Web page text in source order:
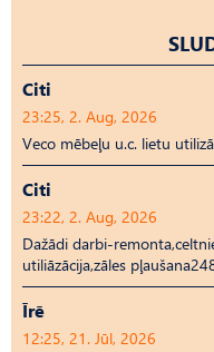
Citi
23:25, 2. Aug, 2026
Veco mēbeļu u.c. lietu
Citi
23:22, 2. Aug, 2026
Dažādi darbi-
utiliāzācija,zāles
Īrē
12:25, 21. Jūl, 2026